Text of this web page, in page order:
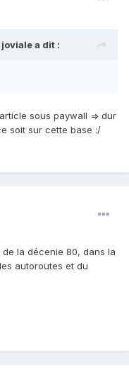
a dit :
sous paywall => dur
soit sur cette base :/
la décenie 80, dans la
autoroutes et du